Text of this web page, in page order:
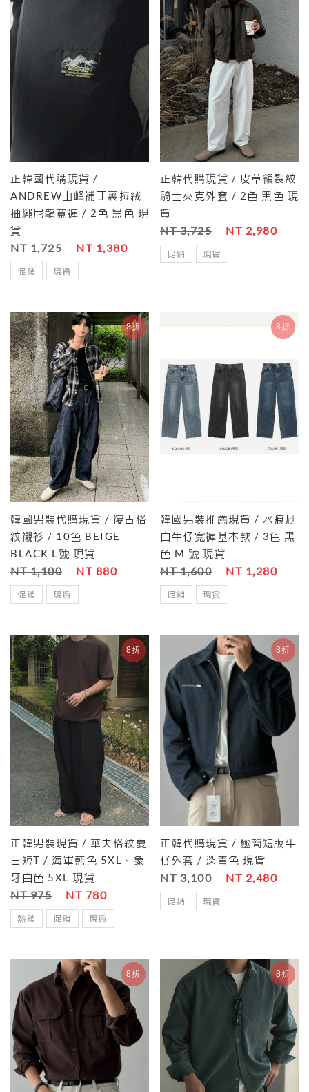
正韓國代購現貨 /
ANDREW山峰補丁裏拉絨
抽繩尼龍寬褲 / 2色 黑色 現
貨
NT 1,725 NT 1,380
促銷 現貨
正韓代購現貨 / 皮草領裂紋
騎士夾克外套 / 2色 黑色 現
貨
NT 3,725 NT 2,980
促銷 現貨
8折
韓國男裝代購現貨 / 復古格
紋襯衫 / 10色 BEIGE
BLACK L號 現貨
NT 1,100 NT 880
促銷 現貨
8折
韓國男裝推薦現貨 / 水痕刷
白牛仔寬褲基本款 / 3色 黑
色 M 號 現貨
NT 1,600 NT 1,280
促銷 現貨
8折
正韓男裝現貨 / 華夫格紋夏
日短T / 海軍藍色 5XL、象
牙白色 5XL 現貨
NT 975 NT 780
熱銷 促銷 現貨
8折
正韓代購現貨 / 極簡短版牛
仔外套 / 深青色 現貨
NT 3,100 NT 2,480
促銷 現貨
8折 8折